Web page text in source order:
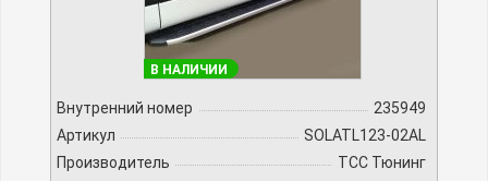
В НАЛИЧИИ
Внутренний номер
235949
Артикул
SOLATL123-02AL
Производитель
TCC Тюнинг